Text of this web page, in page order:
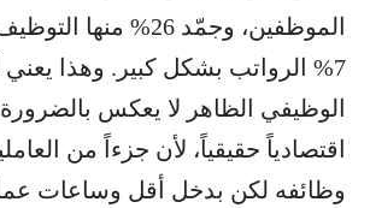
الموظفين، وجمّد 26%
7% الرواتب بشكل كبير. وهذا يعني
الوظيفي الظاهر لا يعكس بالضرورة
اقتصادياً حقيقياً، لأن جزءاً من
وظائفه لكن بدخل أقل وساعات